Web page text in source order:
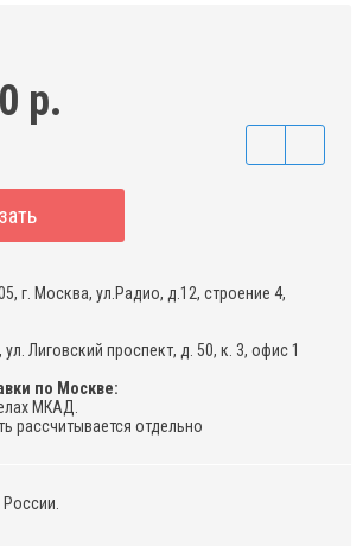
р.
г. Москва, ул.Радио, д.12, строение 4,
ул. Лиговский проспект, д. 50, к. 3, офис 1
по Москве:
МКАД.
рассчитывается отдельно